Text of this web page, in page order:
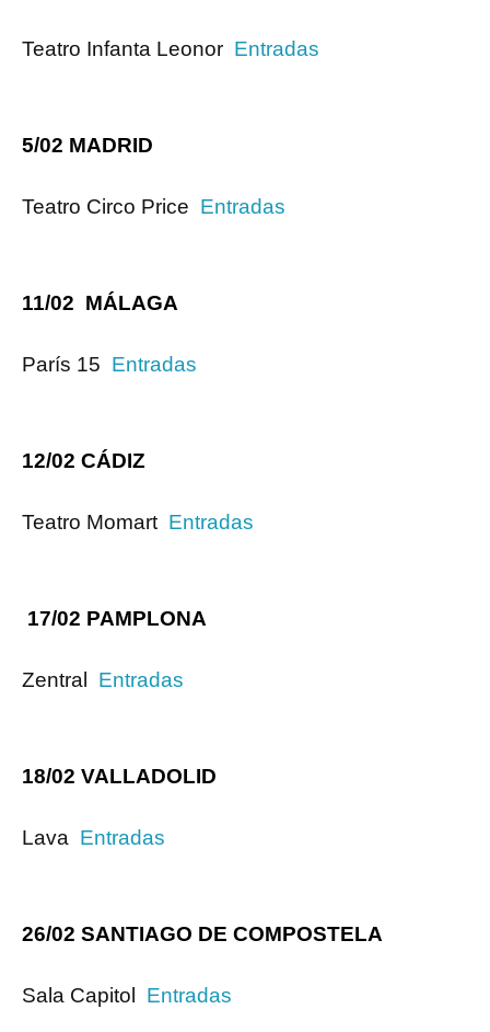
Teatro Infanta Leonor Entradas
5/02 MADRID
Teatro Circo Price Entradas
11/02 MÁLAGA
París 15 Entradas
12/02 CÁDIZ
Teatro Momart Entradas
17/02 PAMPLONA
Zentral Entradas
18/02 VALLADOLID
Lava Entradas
26/02 SANTIAGO DE COMPOSTELA
Sala Capitol Entradas